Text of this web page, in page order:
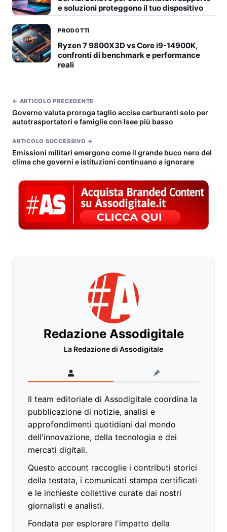
e soluzioni proteggono il tuo dispositivo
PRODOTTI
Ryzen 7 9800X3D vs Core i9-14900K,
confronti di benchmark e performance
reali
← ARTICOLO PRECEDENTE
Governo valuta proroga taglio accise carburanti solo per
autotrasportatori e famiglie con Isee più basso
ARTICOLO SUCCESSIVO →
Emissioni militari emergono come il grande buco nero del
clima che governi e istituzioni continuano a ignorare
Redazione Assodigitale
La Redazione di Assodigitale
Il team editoriale di Assodigitale coordina la
pubblicazione di notizie, analisi e
approfondimenti quotidiani dal mondo
dell'innovazione, della tecnologia e dei
mercati digitali.
Questo account raccoglie i contributi storici
della testata, i comunicati stampa certificati
e le inchieste collettive curate dai nostri
giornalisti e analisti.
Fondata per esplorare l'impatto della